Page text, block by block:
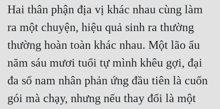
Hai thân phận địa vị khác nhau cùng làm
ra một chuyện, hiệu quả sinh ra thường
thường hoàn toàn khác nhau. Một lão ẩu
năm sáu mươi tuổi tự mình khêu gợi, đại
đa số nam nhân phản ứng đầu tiên là cuốn
gói mà chạy, nhưng nếu thay đổi là một